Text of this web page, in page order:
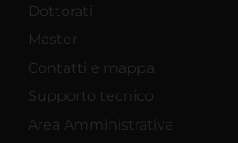
Dottorati
Master
Contatti e mappa
Supporto tecnico
Area Amministrativa